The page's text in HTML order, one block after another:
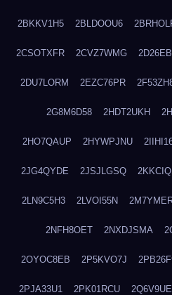
2BKKV1H5 2BLDOOU6
2CSOTXFR 2CVZ7WMG
2DU7LORM 2EZC76PR
2G8M6D58 2HDT2UKH
2HO7QAUP 2HYWPJNU
2JG4QYDE 2JSJLGSQ
2LN9C5H3 2LVOI55N
2NFH8OET 2NXDJSMA
2OYOC8EB 2P5KVO7J
2PJA33U1 2PK01RCU